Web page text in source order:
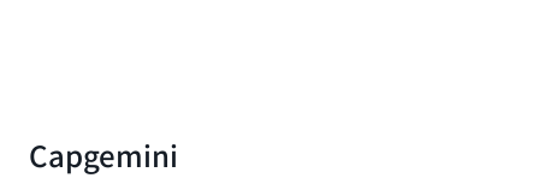
Capgemini